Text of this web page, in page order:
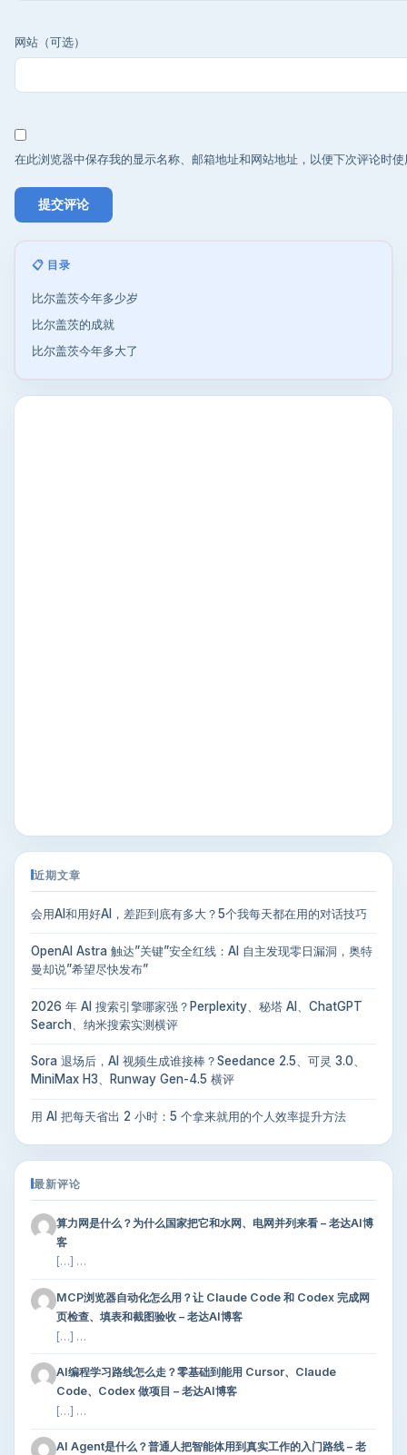
网站（可选）
在此浏览器中保存我的显示名称、邮箱地址和网站地址，以便下次评论时使
📋 目录
比尔盖茨今年多少岁
比尔盖茨的成就
比尔盖茨今年多大了
近期文章
会用AI和用好AI，差距到底有多大？5个我每天都在用的对话技巧
OpenAI Astra 触达”关键”安全红线：AI 自主发现零日漏洞，奥特
曼却说”希望尽快发布”
2026 年 AI 搜索引擎哪家强？Perplexity、秘塔 AI、ChatGPT
Search、纳米搜索实测横评
Sora 退场后，AI 视频生成谁接棒？Seedance 2.5、可灵 3.0、
MiniMax H3、Runway Gen-4.5 横评
用 AI 把每天省出 2 小时：5 个拿来就用的个人效率提升方法
最新评论
算力网是什么？为什么国家把它和水网、电网并列来看 – 老达AI博
客
[…] …
MCP浏览器自动化怎么用？让 Claude Code 和 Codex 完成网
页检查、填表和截图验收 – 老达AI博客
[…] …
AI编程学习路线怎么走？零基础到能用 Cursor、Claude
Code、Codex 做项目 – 老达AI博客
[…] …
AI Agent是什么？普通人把智能体用到真实工作的入门路线 – 老